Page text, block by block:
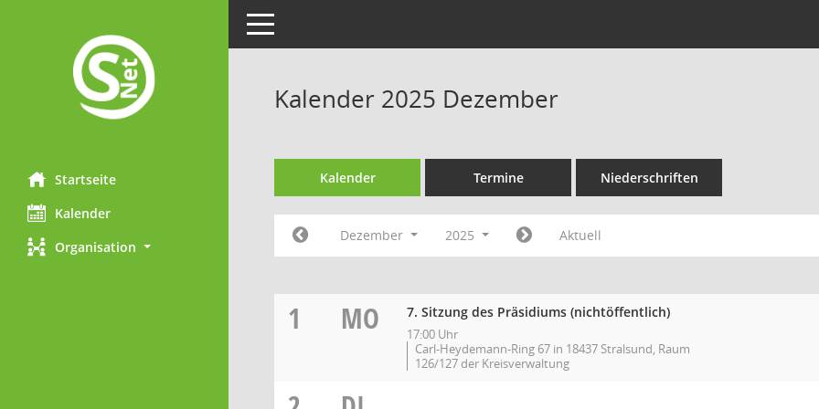
Startseite
Kalender
Organisation
Toggle navigation
Kalender 2025 Dezember
Kalender Termine Niederschriften
Dezember 2025 Aktuell
1 MO 7. Sitzung des Präsidiums (nichtöffentlich)
17:00 Uhr
Carl-Heydemann-Ring 67 in 18437 Stralsund, Raum
126/127 der Kreisverwaltung